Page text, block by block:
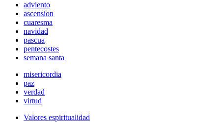
adviento
ascension
cuaresma
navidad
pascua
pentecostes
semana santa
misericordia
paz
verdad
virtud
Valores espiritualidad